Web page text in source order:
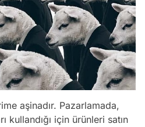
aşinadır. Pazarlamada,
kullandığı için ürünleri satın